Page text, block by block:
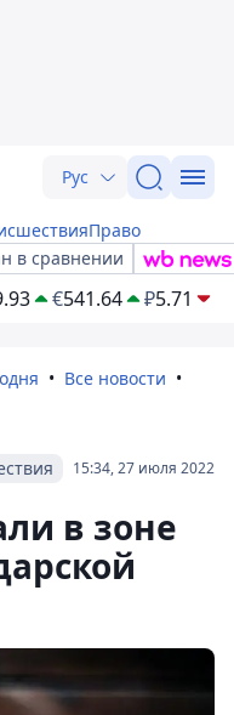
Рус
Право
в сравнении
€541.64 ₽5.71
Все новости
15:34, 27 июля 2022
в зоне